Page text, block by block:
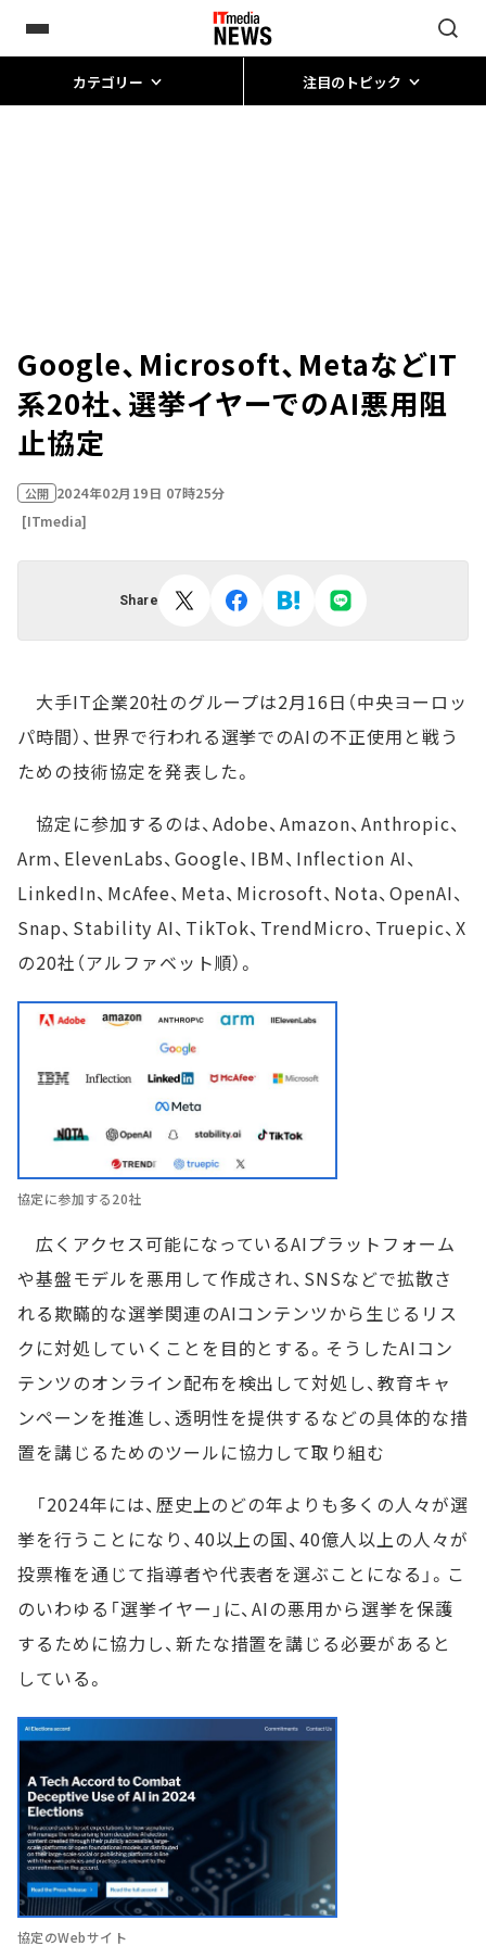
カテゴリー 注目のトピック
Google、Microsoft、MetaなどIT
系20社、選挙イヤーでのAI悪用阻
止協定
公開 2024年02月19日 07時25分
[ITmedia]
Share
大手IT企業20社のグループは2月16日（中央ヨーロッ
パ時間）、世界で行われる選挙でのAIの不正使用と戦う
ための技術協定を発表した。
協定に参加するのは、Adobe、Amazon、Anthropic、
Arm、ElevenLabs、Google、IBM、Inflection AI、
LinkedIn、McAfee、Meta、Microsoft、Nota、OpenAI、
Snap、Stability AI、TikTok、TrendMicro、Truepic、X
の20社（アルファベット順）。
協定に参加する20社
広くアクセス可能になっているAIプラットフォーム
や基盤モデルを悪用して作成され、SNSなどで拡散さ
れる欺瞞的な選挙関連のAIコンテンツから生じるリス
クに対処していくことを目的とする。そうしたAIコン
テンツのオンライン配布を検出して対処し、教育キャ
ンペーンを推進し、透明性を提供するなどの具体的な措
置を講じるためのツールに協力して取り組む
「2024年には、歴史上のどの年よりも多くの人々が選
挙を行うことになり、40以上の国、40億人以上の人々が
投票権を通じて指導者や代表者を選ぶことになる」。こ
のいわゆる「選挙イヤー」に、AIの悪用から選挙を保護
するために協力し、新たな措置を講じる必要があると
している。
協定のWebサイト